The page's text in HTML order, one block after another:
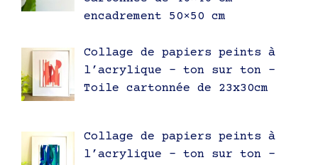
encadrement 50×50 cm
Collage de papiers peints à
l’acrylique – ton sur ton –
Toile cartonnée de 23x30cm
Collage de papiers peints à
l’acrylique – ton sur ton –